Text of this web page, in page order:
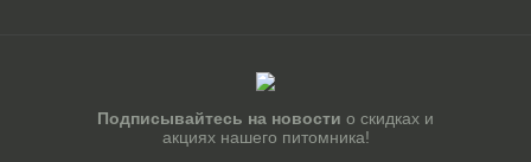
Подписывайтесь на новости о скидках и
акциях нашего питомника!